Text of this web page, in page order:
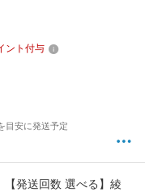
ケース(24本) 定期便 2
ト お茶 麦茶 むぎ茶 飲
送料無料
ント付与
目安に発送予定
【発送回数 選べる】綾